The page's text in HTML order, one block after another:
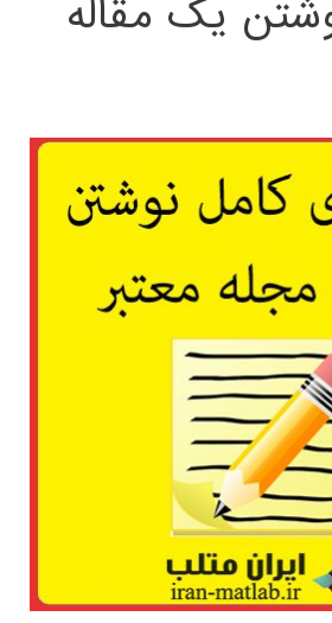
یک مقاله